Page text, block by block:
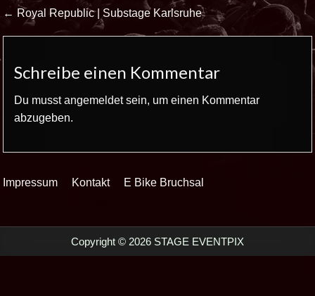
Beitrags-
Navigation
← Royal Republic | Substage Karlsruhe
Schreibe einen Kommentar
Du musstangemeldetsein, um einen Kommentar
abzugeben.
Impressum Kontakt E Bike Bruchsal
Copyright © 2026 STAGE EVENTPIX